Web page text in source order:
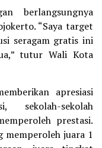
berlangsungnya
“Saya target
seragam gratis ini
tutur Wali Kota
apresiasi
sekolah-sekolah
prestasi.
memperoleh juara 1